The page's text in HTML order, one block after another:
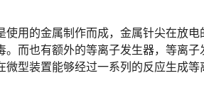
用的金属制作而成，金属针尖在放电
而也有额外的等离子发生器，等离
型装置能够经过一系列的反应生成等